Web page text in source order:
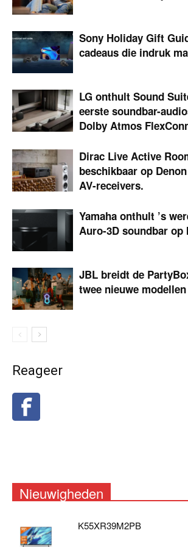
Sony Holiday Gift
cadeaus die indruk
LG onthult Sound
eerste soundbar-
Dolby Atmos
Dirac Live Active
beschikbaar op
AV-receivers.
Yamaha onthult ’s
Auro-3D soundbar op
JBL breidt de
twee nieuwe modellen
Reageer
Nieuwigheden
K55XR39M2PB